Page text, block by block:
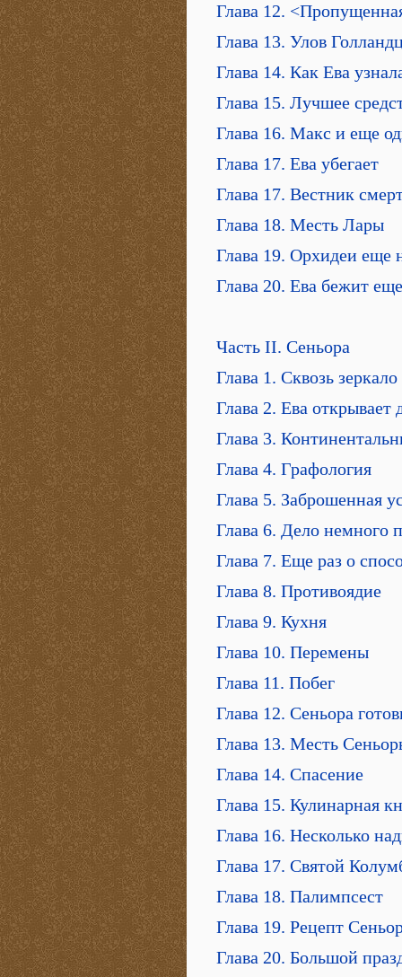
Глава 12.
Глава 13. Улов
Глава 14. Как Ева
Глава 15. Лучшее
Глава 16. Макс и еще
Глава 17. Ева убегает
Глава 17. Вестник
Глава 18. Месть Лары
Глава 19. Орхидеи еще
Глава 20. Ева бежит
Часть II. Сеньора
Глава 1. Сквозь зеркало
Глава 2. Ева открывает
Глава 3.
Глава 4. Графология
Глава 5. Заброшенная
Глава 6. Дело немного
Глава 7. Еще раз о
Глава 8. Противоядие
Глава 9. Кухня
Глава 10. Перемены
Глава 11. Побег
Глава 12. Сеньора
Глава 13. Месть
Глава 14. Спасение
Глава 15. Кулинарная
Глава 16. Несколько
Глава 17. Святой
Глава 18. Палимпсест
Глава 19. Рецепт
Глава 20. Большой